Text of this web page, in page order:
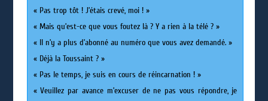
« Pas trop tôt ! J’étais crevé, moi ! »
« Mais qu’est-ce que vous foutez là ? Y a rien à la télé ? »
« Il n’y a plus d’abonné au numéro que vous avez demandé. »
« Déjà la Toussaint ? »
« Pas le temps, je suis en cours de réincarnation ! »
« Veuillez par avance m’excuser de ne pas vous répondre, je